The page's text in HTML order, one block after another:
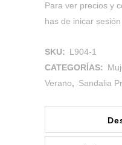
Para ver precios y
has de inicar sesión
SKU: L904-1
CATEGORÍAS:
Verano, Sandalia